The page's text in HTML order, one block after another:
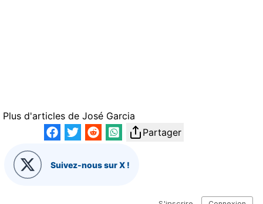
Plus d'articles de José Garcia
Partager
Suivez-nous sur X !